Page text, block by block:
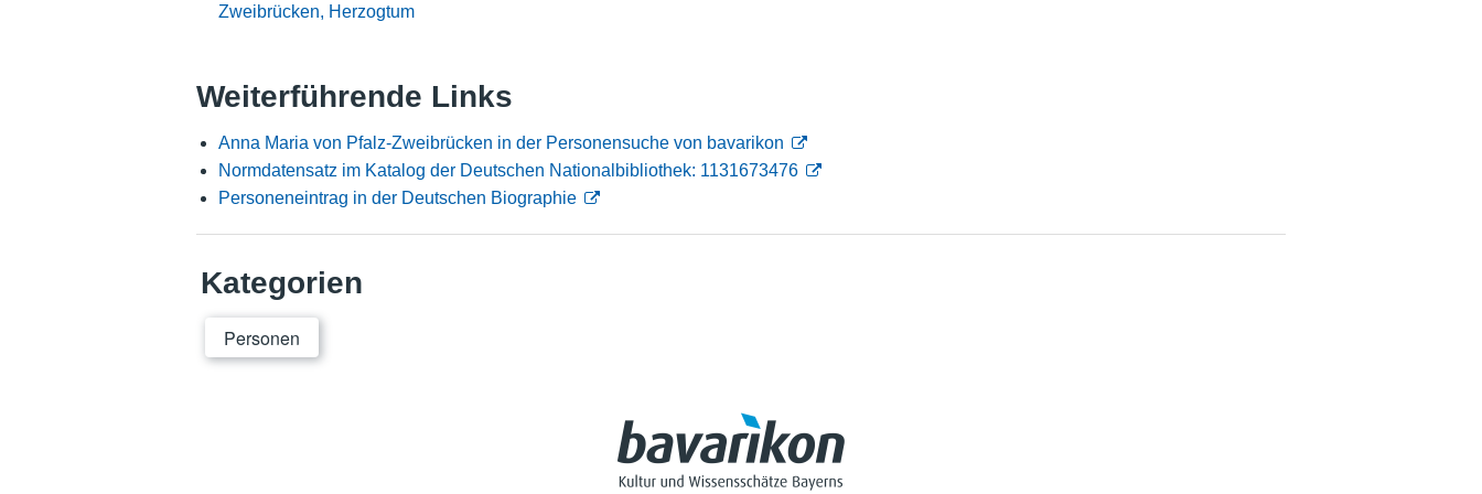
Zweibrücken, Herzogtum
Weiterführende Links
Anna Maria von Pfalz-Zweibrücken in der Personensuche von bavarikon
Normdatensatz im Katalog der Deutschen Nationalbibliothek: 1131673476
Personeneintrag in der Deutschen Biographie
Kategorien
Personen